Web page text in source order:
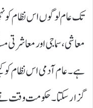
تک عام لوگوں اس نظام کو
معاشی، سماجی اور معاشرتی
ہے۔ عام آدمی اس نظام کو
گزار سکتا۔ حکومت وقت